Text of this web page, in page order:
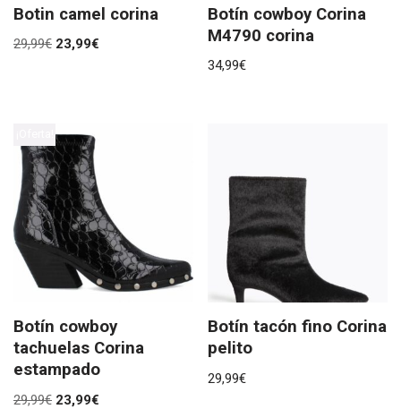
Botin camel corina
29,99€ 23,99€
Botín cowboy Corina
M4790 corina
34,99€
Botín cowboy
tachuelas Corina
estampado
29,99€ 23,99€
Botín tacón fino Corina
pelito
29,99€